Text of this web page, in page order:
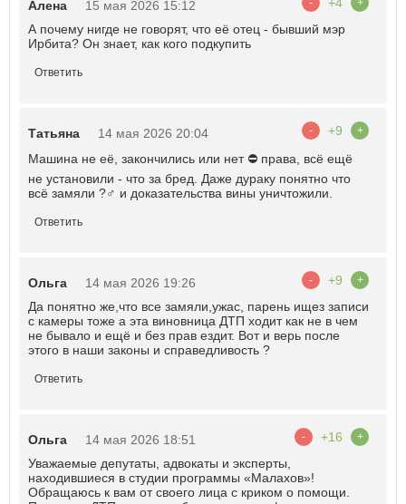
Алена 15 мая 2026 15:12 - +
А почему нигде не говорят, что её отец - бывший мэр
Ирбита? Он знает, как кого подкупить
Ответить
Татьяна 14 мая 2026 20:04 - +9 +
Машина не её, закончились или нет ⛔ права, всё ещё
не установили - что за бред. Даже дураку понятно что
всё замяли ?‍♂️ и доказательства вины уничтожили.
Ответить
Ольга 14 мая 2026 19:26 - +9 +
Да понятно же,что все замяли,ужас, парень ищез записи
с камеры тоже а эта виновница ДТП ходит как не в чем
не бывало и ещё и без прав ездит. Вот и верь после
этого в наши законы и справедливость ?
Ответить
Ольга 14 мая 2026 18:51 - +16 +
Уважаемые депутаты, адвокаты и эксперты,
находившиеся в студии программы «Малахов»!
Обращаюсь к вам от своего лица с криком о помощи.